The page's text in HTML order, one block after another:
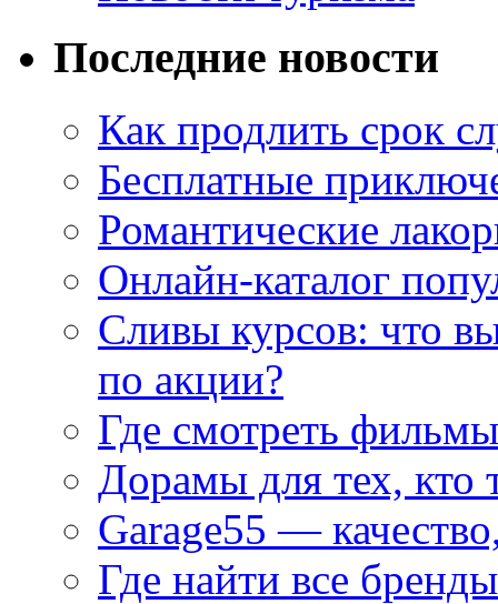
Последние новости
Как продлить срок
Бесплатные
Романтические
Онлайн-каталог
Сливы курсов: что
по акции?
Где смотреть
Дорамы для тех, кто
Garage55 —
Где найти все